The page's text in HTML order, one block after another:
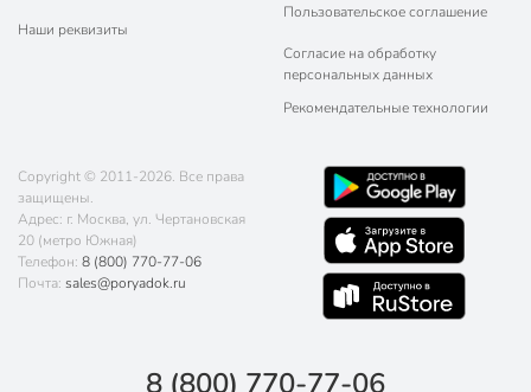
Наши реквизиты
Пользовательское соглашение
Согласие на обработку
персональных данных
Рекомендательные технологии
Copyright © 2011-2026. Все права
защищены.
Адрес: г. Москва, ул. Чертановская
20 (метро Южная)
Телефон: 8 (800) 770-77-06
Почта: sales@poryadok.ru
8 (800) 770-77-06